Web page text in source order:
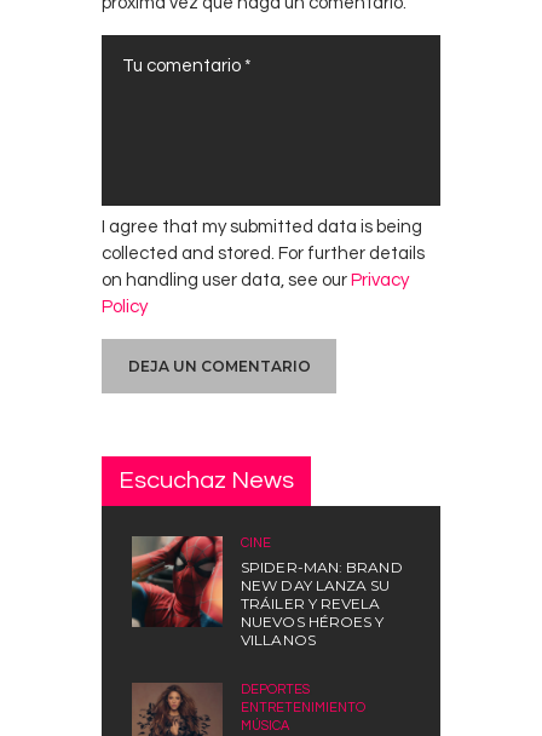
I agree that my submitted data is being
collected and stored. For further details
on handling user data, see our Privacy
Policy
Escuchaz News
CINE
SPIDER-MAN: BRAND
NEW DAY LANZA SU
TRÁILER Y REVELA
NUEVOS HÉROES Y
VILLANOS
DEPORTES
ENTRETENIMIENTO
MÚSICA